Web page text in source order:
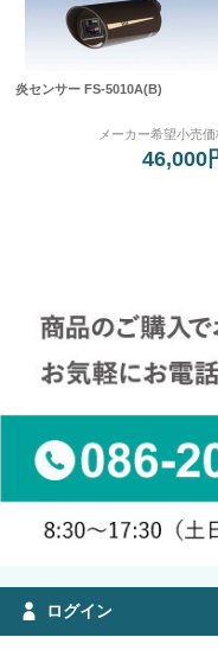
炎センサー FS-5010A(B)
メーカー希望小売価
46,000
ログイン